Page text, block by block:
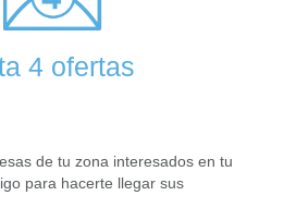
4 ofertas
de tu zona interesados en tu
para hacerte llegar sus